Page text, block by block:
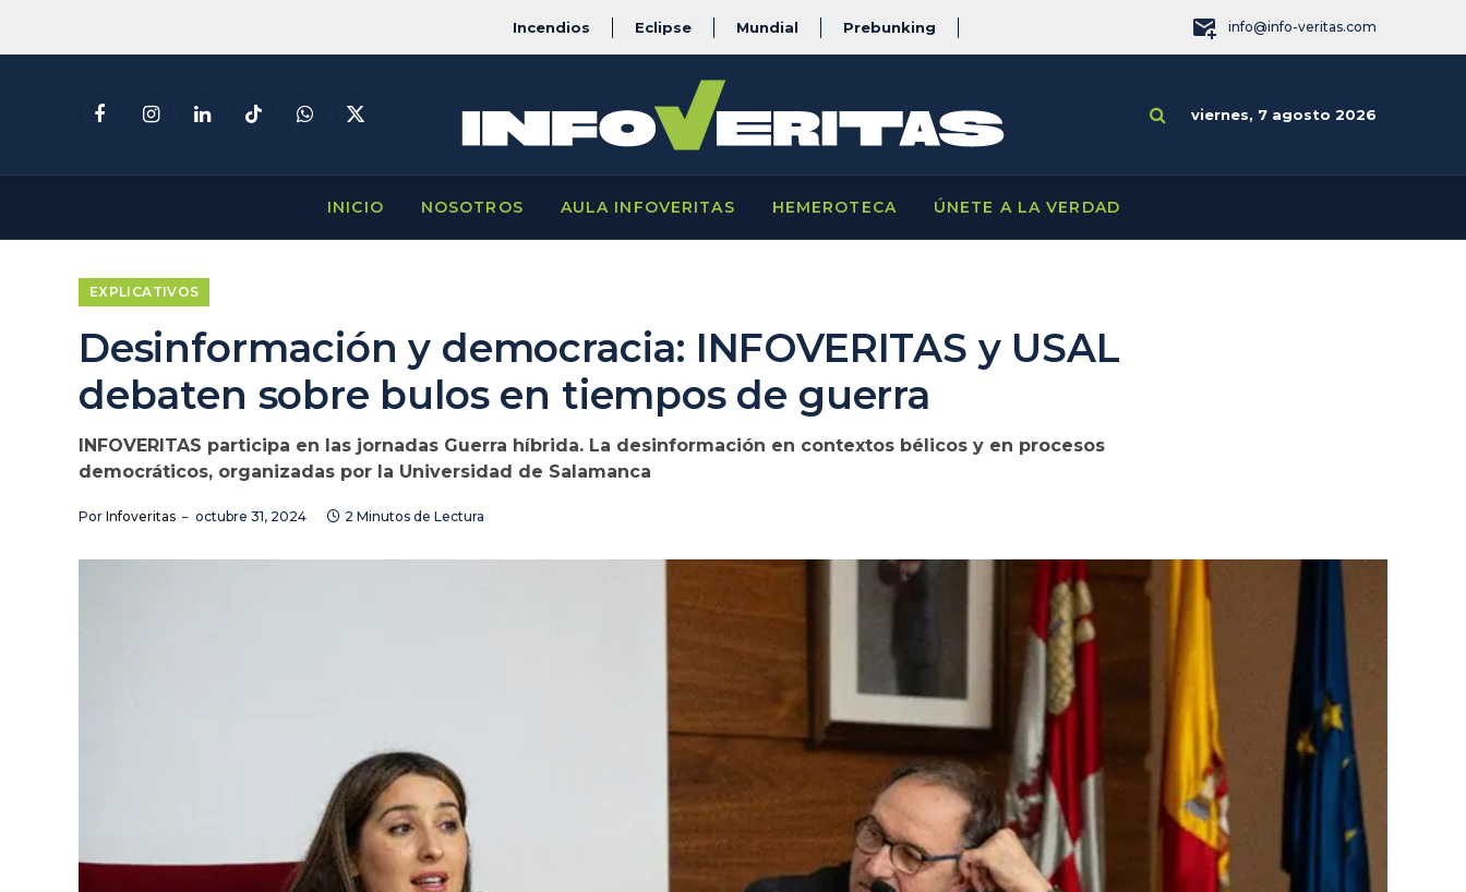
Incendios Eclipse Mundial Prebunking info@info-veritas.com
FacebookInstagramLinkedInTikTokWhatsApp
X
viernes, 7 agosto 2026
INICIO NOSOTROS AULA INFOVERITAS HEMEROTECA ÚNETE A LA VERDAD
EXPLICATIVOS
Desinformación y democracia: INFOVERITAS y USAL
debaten sobre bulos en tiempos de guerra
INFOVERITAS participa en las jornadas Guerra híbrida. La desinformación en contextos bélicos y en procesos
democráticos, organizadas por la Universidad de Salamanca
Por Infoveritas octubre 31, 2024 2 Minutos de Lectura